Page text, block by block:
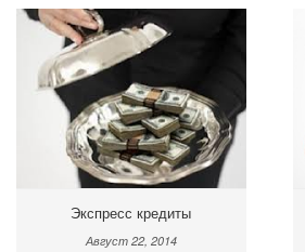
Экспресс кредиты
Август 22, 2014